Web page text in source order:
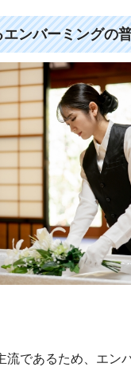
ンバーミングの
流であるため、エン